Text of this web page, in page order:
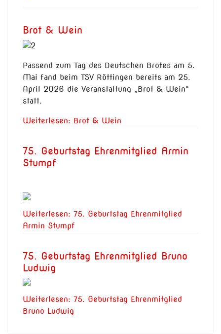
Brot & Wein
Passend zum Tag des Deutschen Brotes am 5.
Mai fand beim TSV Röttingen bereits am 25.
April 2026 die Veranstaltung „Brot & Wein“
statt.
Weiterlesen: Brot & Wein
75. Geburtstag Ehrenmitglied Armin
Stumpf
Weiterlesen: 75. Geburtstag Ehrenmitglied
Armin Stumpf
75. Geburtstag Ehrenmitglied Bruno
Ludwig
Weiterlesen: 75. Geburtstag Ehrenmitglied
Bruno Ludwig